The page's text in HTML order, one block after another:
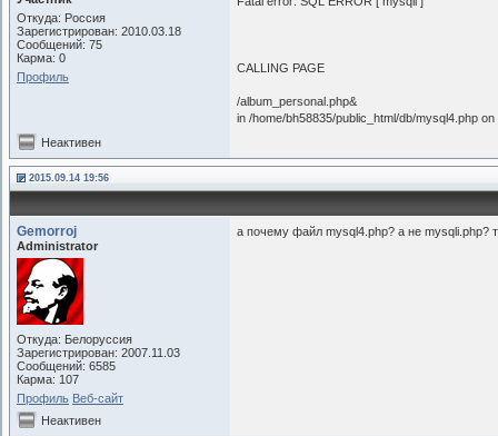
Откуда: Россия
Зарегистрирован: 2010.03.18
Сообщений: 75
Карма: 0
Профиль
CALLING PAGE
/album_personal.php&
in /home/bh58835/public_html/db/mysql4.php on
Неактивен
2015.09.14 19:56
Gemorroj
Administrator
Откуда: Белоруссия
Зарегистрирован: 2007.11.03
Сообщений: 6585
Карма: 107
Профиль Веб-сайт
а почему файл mysql4.php? а не mysqli.php?
Неактивен